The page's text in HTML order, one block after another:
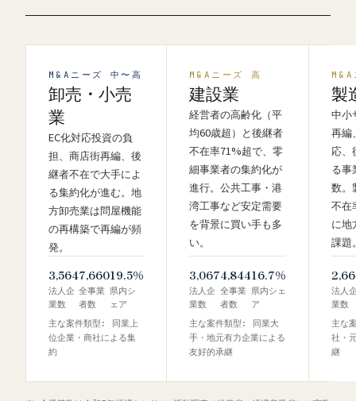
M&Aニーズ 中〜高
卸売・小売
業
EC化対応投資の負
担、商店街再編、後
継者不在で大手によ
る集約化が進む。地
方卸売業は問屋機能
の再構築で再編が頻
発。
3,564
法人企
業数
7,660
全事業
者数
19.5%
県内シ
ェア
主な案件類型: 同業上
位企業・商社による集
約
M&Aニーズ 高
建設業
経営者の高齢化（平
均60歳超）と後継者
不在率71%超で、零
細事業者の集約化が
進行。公共工事・港
湾工事など安定需要
を背景に買い手も多
い。
3,067
法人企
業数
4,844
全事業
者数
16.7%
県内シェ
ア
主な案件類型: 同業大
手・地元有力企業による
友好的承継
製
中小
再編
応、
る事
数。
不在
に地
課題
法人
業数
主な
社・
継